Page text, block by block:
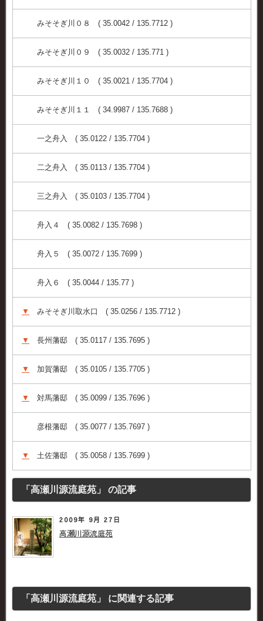
みそそぎ川０８ ( 35.0042 / 135.7712 )
みそそぎ川０９ ( 35.0032 / 135.771 )
みそそぎ川１０ ( 35.0021 / 135.7704 )
みそそぎ川１１ ( 34.9987 / 135.7688 )
一之舟入 ( 35.0122 / 135.7704 )
二之舟入 ( 35.0113 / 135.7704 )
三之舟入 ( 35.0103 / 135.7704 )
舟入４ ( 35.0082 / 135.7698 )
舟入５ ( 35.0072 / 135.7699 )
舟入６ ( 35.0044 / 135.77 )
▼ みそそぎ川取水口 ( 35.0256 / 135.7712 )
▼ 長州藩邸 ( 35.0117 / 135.7695 )
▼ 加賀藩邸 ( 35.0105 / 135.7705 )
▼ 対馬藩邸 ( 35.0099 / 135.7696 )
彦根藩邸 ( 35.0077 / 135.7697 )
▼ 土佐藩邸 ( 35.0058 / 135.7699 )
「高瀬川源流庭苑」 の記事
2009年 9月 27日
高瀬川源流庭苑
「高瀬川源流庭苑」 に関連する記事